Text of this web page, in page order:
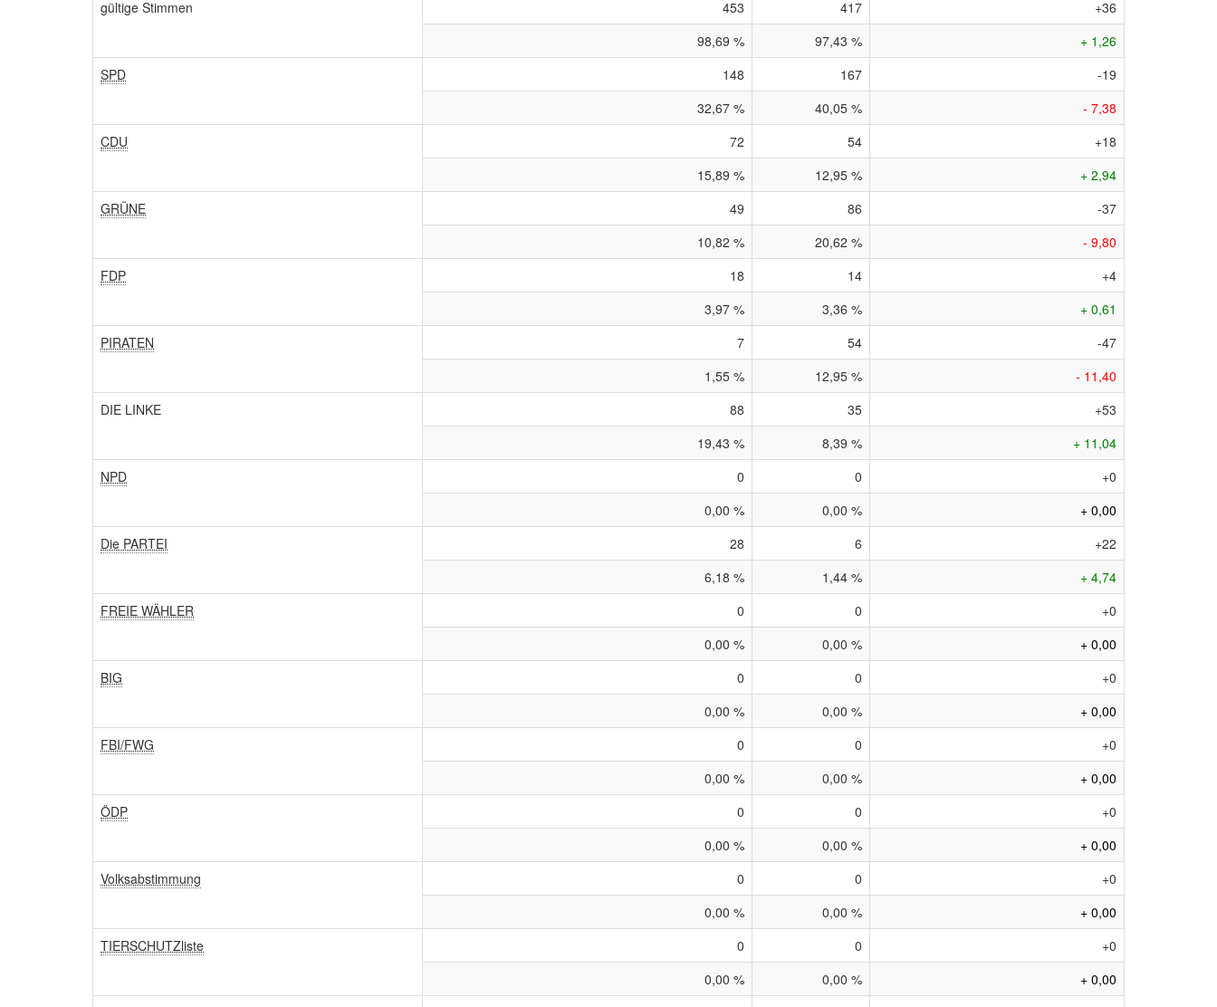
gültige Stimmen
453 417
+36
98,69 %
97,43 %
+ 1,26
SPD
148 167
-19
32,67 %
40,05 %
- 7,38
CDU
72 54
+18
15,89 %
12,95 %
+ 2,94
GRÜNE
49 86
-37
10,82 %
20,62 %
- 9,80
FDP
18 14
+4
3,97 %
3,36 %
+ 0,61
PIRATEN
7 54
-47
1,55 %
12,95 %
- 11,40
DIE LINKE
88 35
+53
19,43 %
8,39 %
+ 11,04
NPD
0 0
+0
0,00 %
0,00 %
+ 0,00
Die PARTEI
28 6
+22
6,18 %
1,44 %
+ 4,74
FREIE WÄHLER
0 0
+0
0,00 %
0,00 %
+ 0,00
BIG
0 0
+0
0,00 %
0,00 %
+ 0,00
FBI/FWG
0 0
+0
0,00 %
0,00 %
+ 0,00
ÖDP
0 0
+0
0,00 %
0,00 %
+ 0,00
Volksabstimmung
0 0
+0
0,00 %
0,00 %
+ 0,00
TIERSCHUTZliste
0 0
+0
0,00 %
0,00 %
+ 0,00